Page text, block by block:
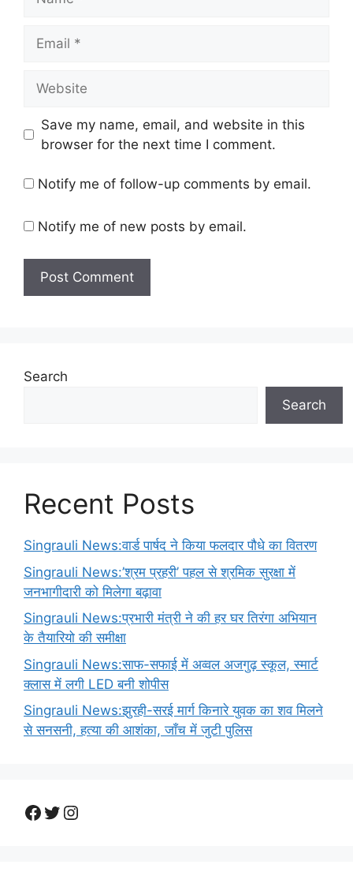
Save my name, email, and website in this
browser for the next time I comment.
Notify me of follow-up comments by email.
Notify me of new posts by email.
Search
Search
Recent Posts
Singrauli News:वार्ड पार्षद ने किया फलदार पौधे का वितरण
Singrauli News:’श्रम प्रहरी’ पहल से श्रमिक सुरक्षा में
जनभागीदारी को मिलेगा बढ़ावा
Singrauli News:प्रभारी मंत्री ने की हर घर तिरंगा अभियान
के तैयारियो की समीक्षा
Singrauli News:साफ-सफाई में अव्वल अजगुढ़ स्कूल, स्मार्ट
क्लास में लगी LED बनी शोपीस
Singrauli News:झुरही-सरई मार्ग किनारे युवक का शव मिलने
से सनसनी, हत्या की आशंका, जाँच में जुटी पुलिस
Facebook
Twitter
Instagram